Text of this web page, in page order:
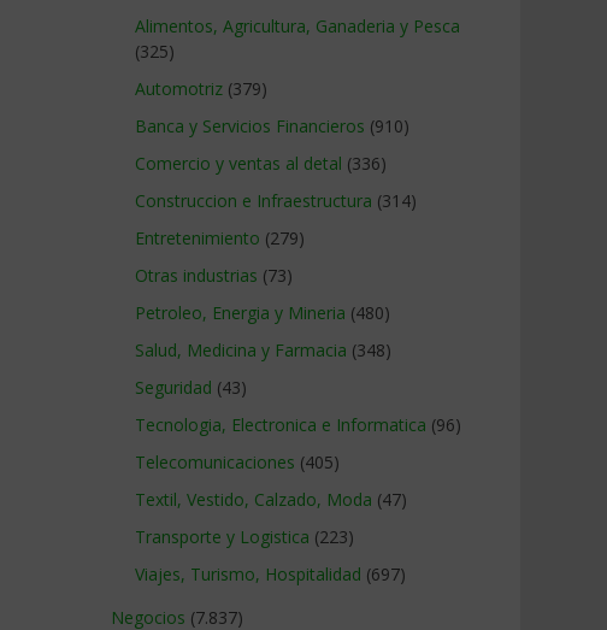
Alimentos, Agricultura, Ganaderia y Pesca
(325)
Automotriz (379)
Banca y Servicios Financieros (910)
Comercio y ventas al detal (336)
Construccion e Infraestructura (314)
Entretenimiento (279)
Otras industrias (73)
Petroleo, Energia y Mineria (480)
Salud, Medicina y Farmacia (348)
Seguridad (43)
Tecnologia, Electronica e Informatica (96)
Telecomunicaciones (405)
Textil, Vestido, Calzado, Moda (47)
Transporte y Logistica (223)
Viajes, Turismo, Hospitalidad (697)
Negocios (7.837)